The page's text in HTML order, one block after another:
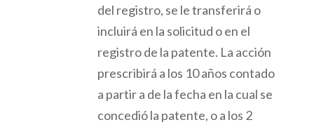
del registro, se le transferirá o
incluirá en la solicitud o en el
registro de la patente. La acción
prescribirá a los 10 años contado
a partir a de la fecha en la cual se
concedió la patente, o a los 2